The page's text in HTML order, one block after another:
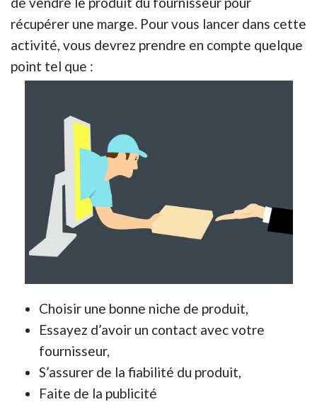
récupérer une marge. Pour vous lancer dans cette
activité, vous devrez prendre en compte quelque
point tel que :
Choisir une bonne niche de produit,
Essayez d’avoir un contact avec votre
fournisseur,
S’assurer de la fiabilité du produit,
Faite de la publicité